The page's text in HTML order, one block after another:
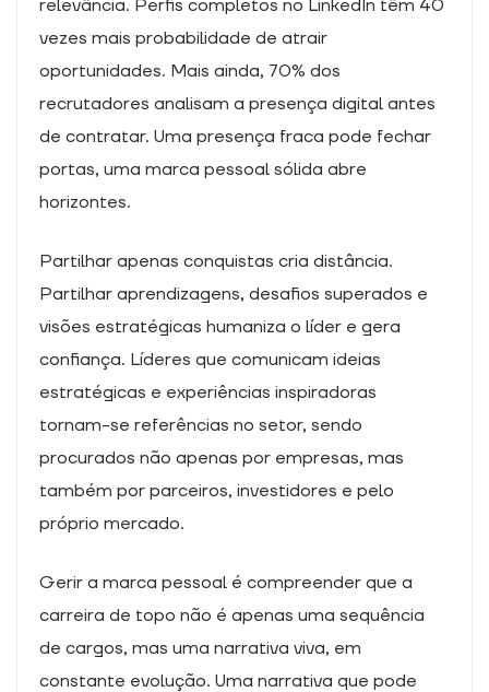
relevância. Perfis completos no LinkedIn têm 40
vezes mais probabilidade de atrair
oportunidades. Mais ainda, 70% dos
recrutadores analisam a presença digital antes
de contratar. Uma presença fraca pode fechar
portas, uma marca pessoal sólida abre
horizontes.
Partilhar apenas conquistas cria distância.
Partilhar aprendizagens, desafios superados e
visões estratégicas humaniza o líder e gera
confiança. Líderes que comunicam ideias
estratégicas e experiências inspiradoras
tornam-se referências no setor, sendo
procurados não apenas por empresas, mas
também por parceiros, investidores e pelo
próprio mercado.
Gerir a marca pessoal é compreender que a
carreira de topo não é apenas uma sequência
de cargos, mas uma narrativa viva, em
constante evolução. Uma narrativa que pode